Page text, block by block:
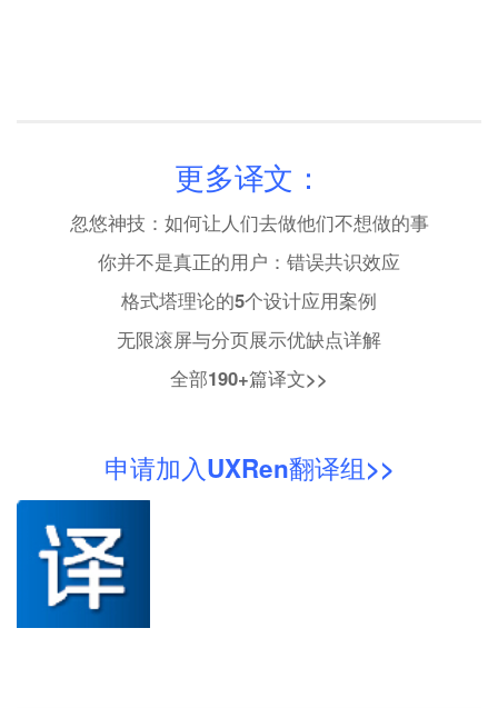
更多译文：
忽悠神技：如何让人们去做他们不想做的事
你并不是真正的用户：错误共识效应
格式塔理论的5个设计应用案例
无限滚屏与分页展示优缺点详解
全部190+篇译文>>
申请加入UXRen翻译组>>